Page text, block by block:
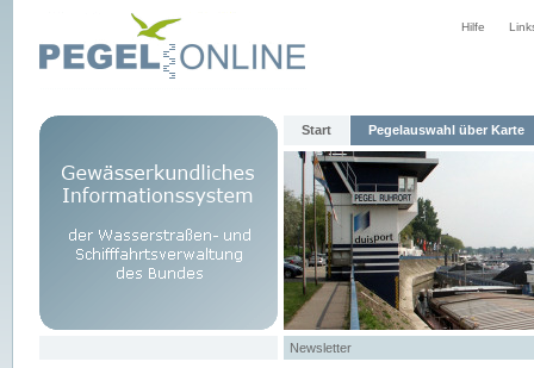
Hilfe
Start Pegelauswahl über Karte
Newsletter